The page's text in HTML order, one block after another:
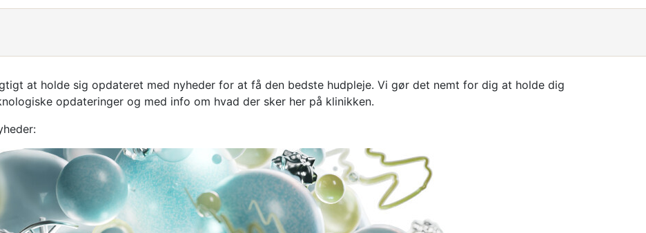
at holde sig opdateret med nyheder for at få den bedste hudpleje. Vi gør det nemt for dig at holde dig
opdateringer og med info om hvad der sker her på klinikken.